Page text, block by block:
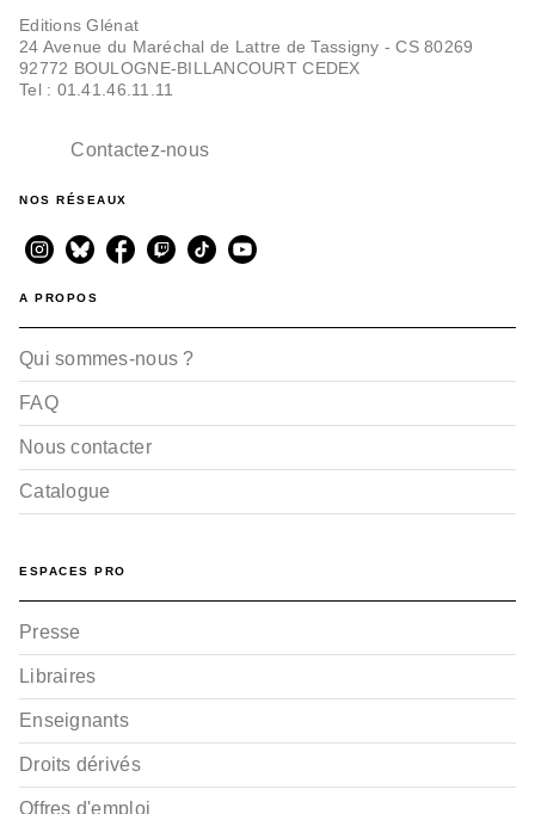
Editions Glénat
24 Avenue du Maréchal de Lattre de Tassigny - CS 80269
92772 BOULOGNE-BILLANCOURT CEDEX
Tel : 01.41.46.11.11
Contactez-nous
NOS RÉSEAUX
A PROPOS
Qui sommes-nous ?
FAQ
Nous contacter
Catalogue
ESPACES PRO
Presse
Libraires
Enseignants
Droits dérivés
Offres d'emploi